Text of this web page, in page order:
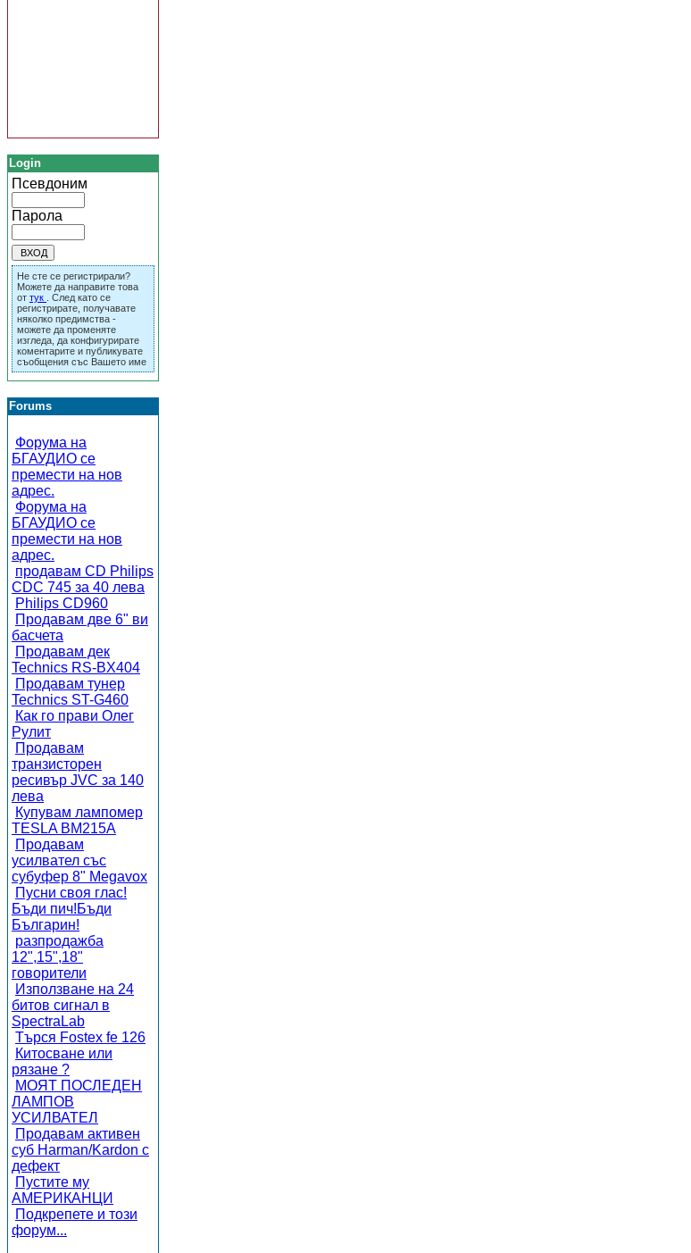
Login
Псевдоним
Парола
Не сте се регистрирали?
Можете да направите това
от тук
. След като се
регистрирате, получавате
няколко предимства -
можете да променяте
изгледа, да конфигурирате
коментарите и публикувате
съобщения със Вашето име
Forums
Форума на
БГАУДИО се
премести на нов
адрес.
Форума на
БГАУДИО се
премести на нов
адрес.
продавам CD Philips
CDC 745 за 40 лева
Philips CD960
Продавам две 6" ви
басчета
Продавам дек
Technics RS-BX404
Продавам тунер
Technics ST-G460
Как го прави Олег
Рулит
Продавам
транзисторен
ресивър JVC за 140
лева
Купувам лампомер
TESLA BM215A
Продавам
усилвател със
субуфер 8" Megavox
Пусни своя глас!
Бъди пич!Бъди
Българин!
разпродажба
12",15",18"
говорители
Използване на 24
битов сигнал в
SpectraLab
Търся Fostex fe 126
Китосване или
рязане ?
МОЯТ ПОСЛЕДЕН
ЛАМПОВ
УСИЛВАТЕЛ
Продавам активен
суб Harman/Kardon с
дефект
Пустите му
АМЕРИКАНЦИ
Подкрепете и този
форум...